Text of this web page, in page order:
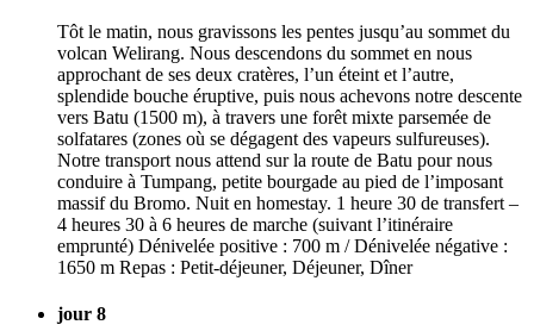
Tôt le matin, nous gravissons les pentes jusqu’au sommet du
volcan Welirang. Nous descendons du sommet en nous
approchant de ses deux cratères, l’un éteint et l’autre,
splendide bouche éruptive, puis nous achevons notre descente
vers Batu (1500 m), à travers une forêt mixte parsemée de
solfatares (zones où se dégagent des vapeurs sulfureuses).
Notre transport nous attend sur la route de Batu pour nous
conduire à Tumpang, petite bourgade au pied de l’imposant
massif du Bromo. Nuit en homestay. 1 heure 30 de transfert –
4 heures 30 à 6 heures de marche (suivant l’itinéraire
emprunté) Dénivelée positive : 700 m / Dénivelée négative :
1650 m Repas : Petit-déjeuner, Déjeuner, Dîner
jour 8